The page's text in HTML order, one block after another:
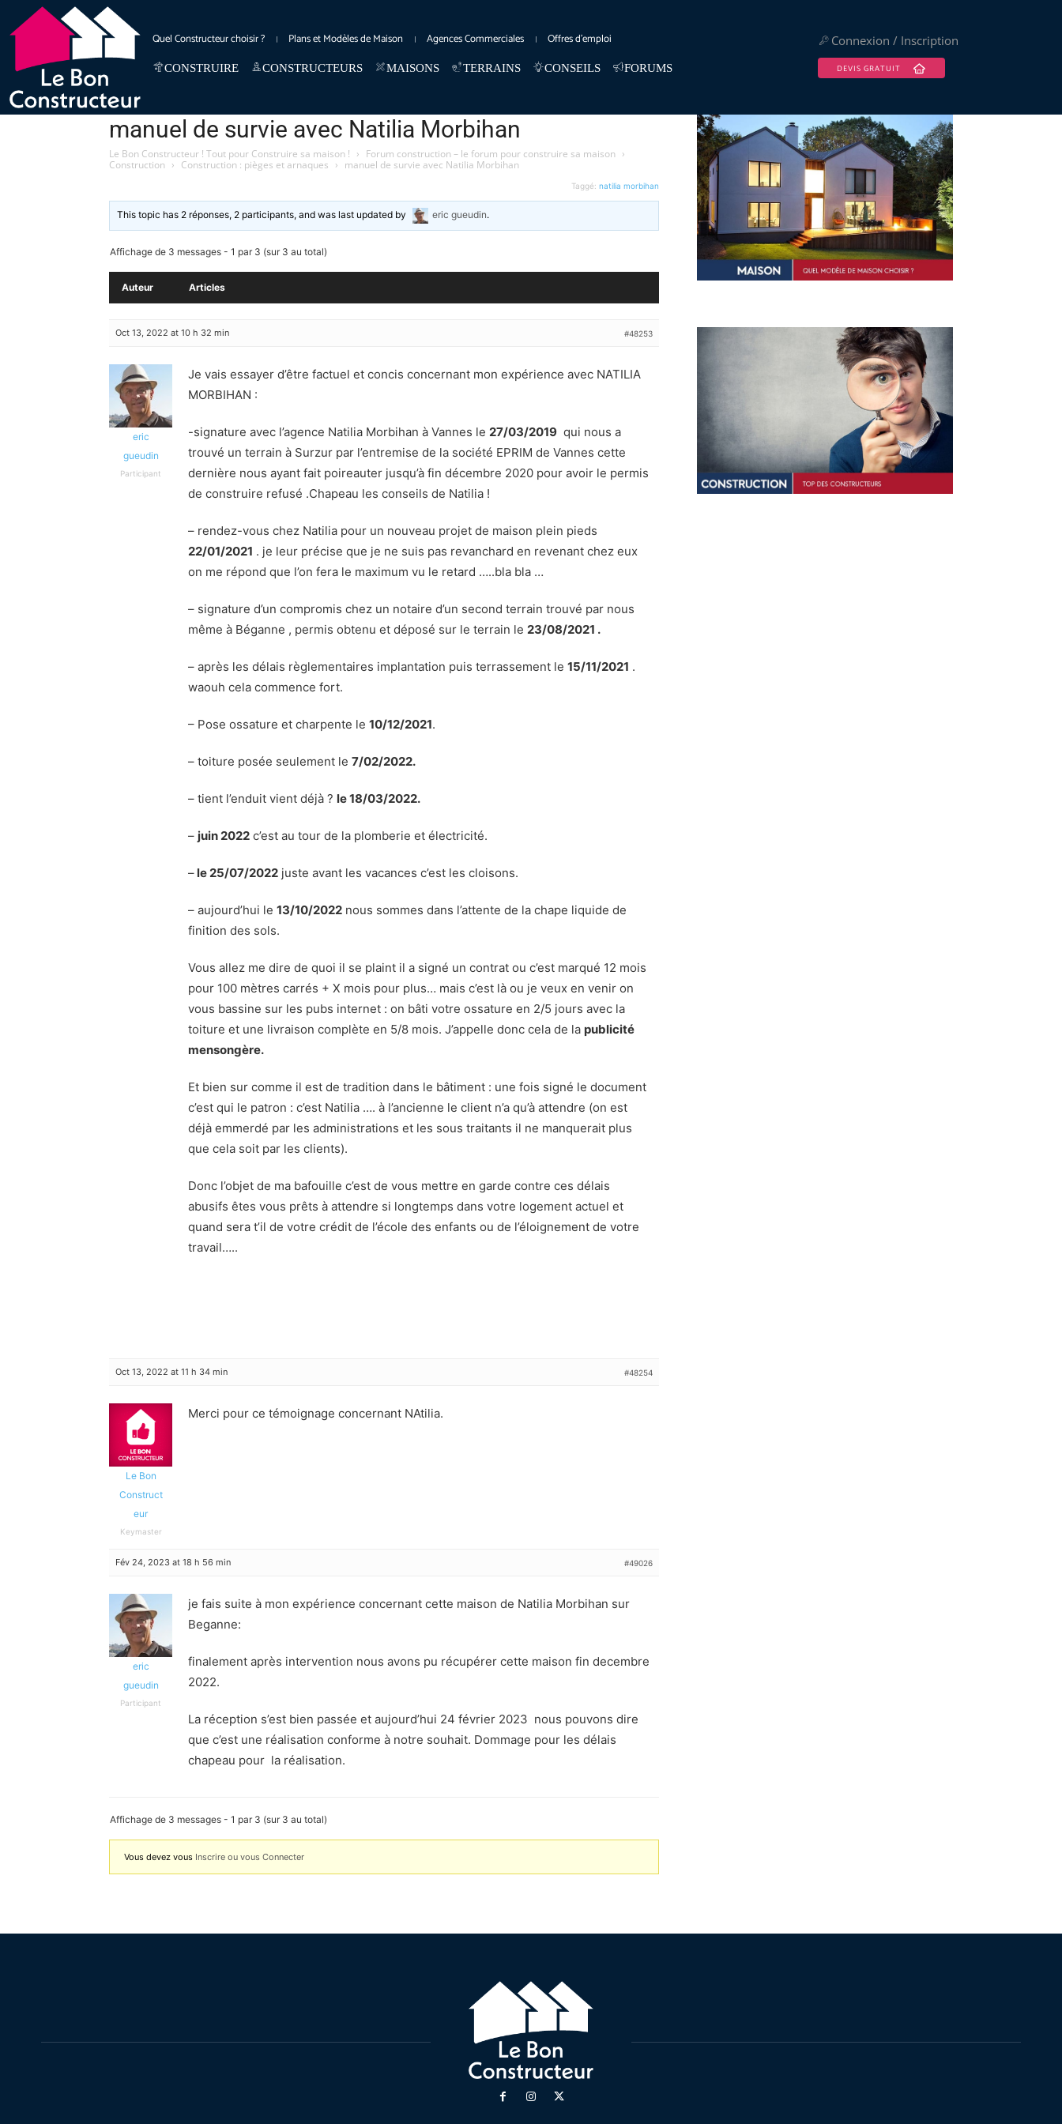
Quel Constructeur choisir ? Plans et Modèles de Maison Agences Commerciales Offres d’emploi Connexion / Inscription
CONSTRUIRE CONSTRUCTEURS MAISONS TERRAINS CONSEILS FORUMS DEVIS GRATUIT
manuel de survie avec Natilia Morbihan
Le Bon Constructeur ! Tout pour Construire sa maison ! › Forum construction – le forum pour construire sa maison ›
Construction › Construction : pièges et arnaques › manuel de survie avec Natilia Morbihan
Taggé: natilia morbihan
This topic has 2 réponses, 2 participants, and was last updated by eric gueudin.
Affichage de 3 messages - 1 par 3 (sur 3 au total)
Auteur Articles
Oct 13, 2022 at 10 h 32 min #48253
eric
gueudin
Participant
Je vais essayer d’être factuel et concis concernant mon expérience avec NATILIA
MORBIHAN :
-signature avec l’agence Natilia Morbihan à Vannes le 27/03/2019 qui nous a
trouvé un terrain à Surzur par l’entremise de la société EPRIM de Vannes cette
dernière nous ayant fait poireauter jusqu’à fin décembre 2020 pour avoir le permis
de construire refusé .Chapeau les conseils de Natilia !
– rendez-vous chez Natilia pour un nouveau projet de maison plein pieds
22/01/2021 . je leur précise que je ne suis pas revanchard en revenant chez eux
on me répond que l’on fera le maximum vu le retard …..bla bla …
– signature d’un compromis chez un notaire d’un second terrain trouvé par nous
même à Béganne , permis obtenu et déposé sur le terrain le 23/08/2021 .
– après les délais règlementaires implantation puis terrassement le 15/11/2021 .
waouh cela commence fort.
– Pose ossature et charpente le 10/12/2021.
– toiture posée seulement le 7/02/2022.
– tient l’enduit vient déjà ? le 18/03/2022.
– juin 2022 c’est au tour de la plomberie et électricité.
– le 25/07/2022 juste avant les vacances c’est les cloisons.
– aujourd’hui le 13/10/2022 nous sommes dans l’attente de la chape liquide de
finition des sols.
Vous allez me dire de quoi il se plaint il a signé un contrat ou c’est marqué 12 mois
pour 100 mètres carrés + X mois pour plus… mais c’est là ou je veux en venir on
vous bassine sur les pubs internet : on bâti votre ossature en 2/5 jours avec la
toiture et une livraison complète en 5/8 mois. J’appelle donc cela de la publicité
mensongère.
Et bien sur comme il est de tradition dans le bâtiment : une fois signé le document
c’est qui le patron : c’est Natilia …. à l’ancienne le client n’a qu’à attendre (on est
déjà emmerdé par les administrations et les sous traitants il ne manquerait plus
que cela soit par les clients).
Donc l’objet de ma bafouille c’est de vous mettre en garde contre ces délais
abusifs êtes vous prêts à attendre si longtemps dans votre logement actuel et
quand sera t’il de votre crédit de l’école des enfants ou de l’éloignement de votre
travail…..
Oct 13, 2022 at 11 h 34 min #48254
Le Bon
Construct
eur
Keymaster
Merci pour ce témoignage concernant NAtilia.
Fév 24, 2023 at 18 h 56 min #49026
eric
gueudin
Participant
je fais suite à mon expérience concernant cette maison de Natilia Morbihan sur
Beganne:
finalement après intervention nous avons pu récupérer cette maison fin decembre
2022.
La réception s’est bien passée et aujourd’hui 24 février 2023 nous pouvons dire
que c’est une réalisation conforme à notre souhait. Dommage pour les délais
chapeau pour la réalisation.
Affichage de 3 messages - 1 par 3 (sur 3 au total)
Vous devez vous Inscrire ou vous Connecter